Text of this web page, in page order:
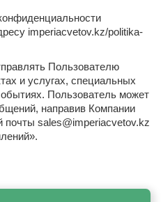
imperiacvetov.kz/politika-
Пользователю
и услугах, специальных
Пользователь может
направив Компании
почты sales@imperiacvetov.kz